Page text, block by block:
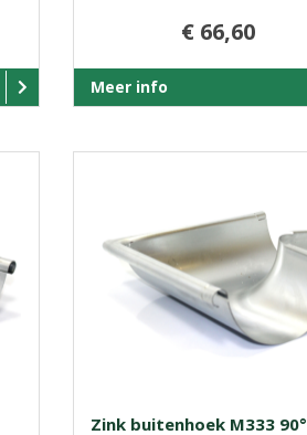
€ 66,60
Meer info
Zink buitenhoek M333 90°